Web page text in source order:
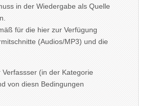
in der Wiedergabe als Quelle
für die hier zur Verfügung
(Audios/MP3) und die
Verfassser (in der Kategorie
von diesn Bedingungen